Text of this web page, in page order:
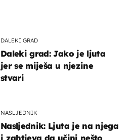
DALEKI GRAD
Daleki grad: Jako je ljuta
jer se miješa u njezine
stvari
NASLJEDNIK
Nasljednik: Ljuta je na njega